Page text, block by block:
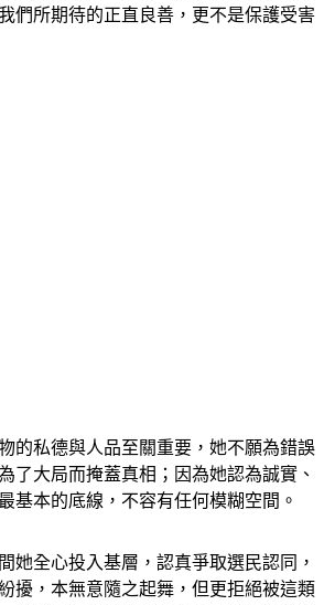
們所期待的正直良善，更不是保護受害
的私德與人品至關重要，她不願為錯誤
了大局而掩蓋真相；因為她認為誠實、
基本的底線，不容有任何模糊空間。
她全心投入基層，認真爭取選民認同，
擾，本無意隨之起舞，但更拒絕被這類